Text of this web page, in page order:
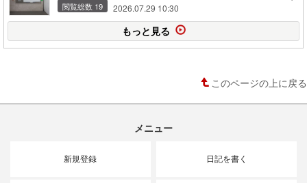
閲覧総数 19 2026.07.29 10:30
もっと見る
このページの上に戻る
メニュー
新規登録 日記を書く